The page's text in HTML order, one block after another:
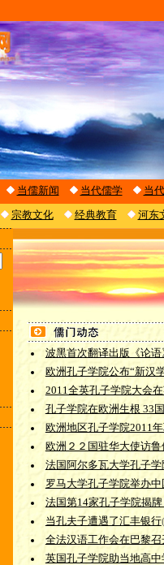
当儒新闻 当代儒学 当
宗教文化 经典教育
河东
波黑首次翻译出版《论语
欧洲孔子学院公布“新汉
2011全英孔子学院大会
孔子学院在欧洲生根 33
欧洲地区孔子学院2011
欧洲２２国驻华大使访
法国阿尔多瓦大学孔子
罗马大学孔子学院举办
法国第14家孔子学院揭
当孔夫子遭遇了汇丰银行
全法汉语工作会在巴黎
英国孔子学院助当地高